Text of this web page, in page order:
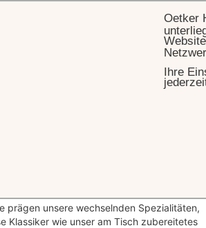
prägen unsere wechselnden Spezialitäten,
Klassiker wie unser am Tisch zubereitetes
Oetker
Ihre